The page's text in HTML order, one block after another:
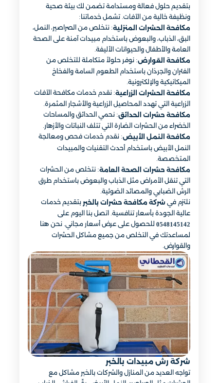
بتقديم حلول فعالة ومستدامة تضمن لك بيئة صحية
ونظيفة خالية من الآفات. تشمل خدماتنا:
مكافحة الحشرات المنزلية: نتخلص من الصراصير، النمل،
البق، الذباب، والبعوض باستخدام مبيدات آمنة على الصحة
العامة والأطفال والحيوانات الأليفة.
مكافحة القوارض: نوفر حلولاً متكاملة للتخلص من
الفئران والجرذان باستخدام الطعوم السامة والفخاخ
الميكانيكية والإلكترونية.
مكافحة الحشرات الزراعية: نقدم خدمات مكافحة الآفات
الزراعية التي تهدد المحاصيل الزراعية والأشجار المثمرة.
مكافحة حشرات الحدائق: نحمي الحدائق والمساحات
الخضراء من الحشرات الضارة التي تتلف النباتات والأزهار.
مكافحة النمل الأبيض: نقدم خدمات فحص ومعالجة
النمل الأبيض باستخدام أحدث التقنيات والمبيدات
المتخصصة.
مكافحة حشرات الصحة العامة: نتخلص من الحشرات
التي تنقل الأمراض مثل الذباب والبعوض باستخدام طرق
الرش الضبابي والمصائد الضوئية.
نلتزم في شركة مكافحة حشرات بالخبر بتقديم خدمات
عالية الجودة بأسعار تنافسية. اتصل بنا اليوم على
0548145142 للحصول على عرض أسعار مجاني. نحن هنا
لمساعدتك في التخلص من جميع مشاكل الحشرات
والقوارض.
شركة رش مبيدات بالخبر
تواجه العديد من المنازل والشركات بالخبر مشاكل مع